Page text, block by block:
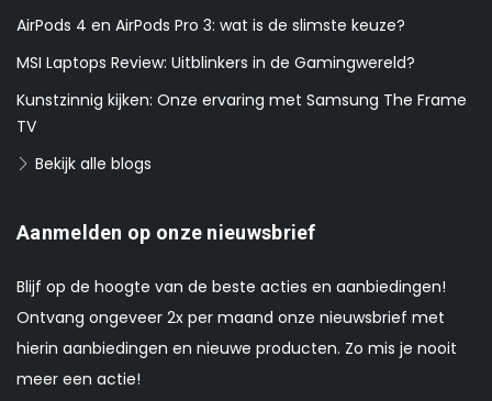
AirPods 4 en AirPods Pro 3: wat is de slimste keuze?
MSI Laptops Review: Uitblinkers in de Gamingwereld?
Kunstzinnig kijken: Onze ervaring met Samsung The Frame
TV
Bekijk alle blogs
Aanmelden op onze nieuwsbrief
Blijf op de hoogte van de beste acties en aanbiedingen!
Ontvang ongeveer 2x per maand onze nieuwsbrief met
hierin aanbiedingen en nieuwe producten. Zo mis je nooit
meer een actie!